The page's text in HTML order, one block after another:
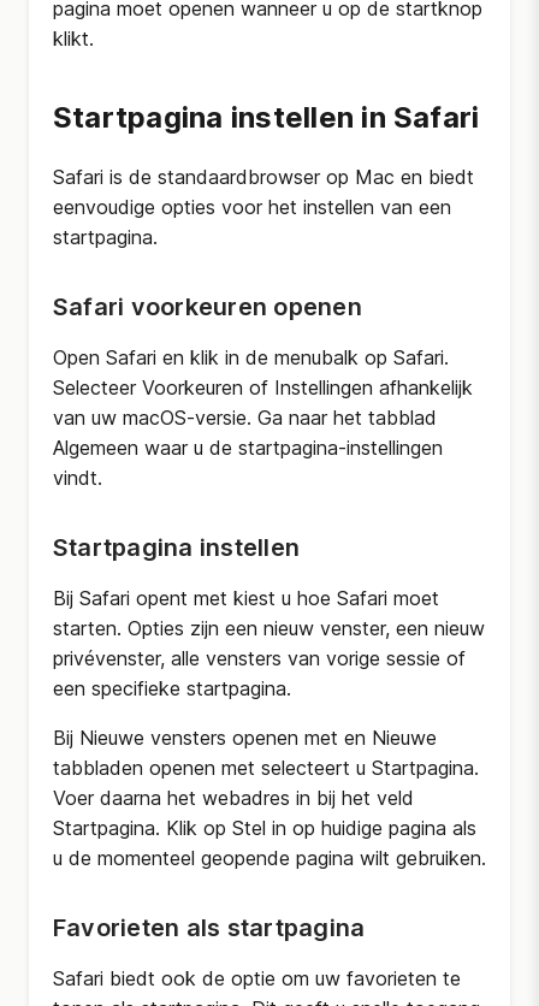
pagina moet openen wanneer u op de startknop
klikt.
Startpagina instellen in Safari
Safari is de standaardbrowser op Mac en biedt
eenvoudige opties voor het instellen van een
startpagina.
Safari voorkeuren openen
Open Safari en klik in de menubalk op Safari.
Selecteer Voorkeuren of Instellingen afhankelijk
van uw macOS-versie. Ga naar het tabblad
Algemeen waar u de startpagina-instellingen
vindt.
Startpagina instellen
Bij Safari opent met kiest u hoe Safari moet
starten. Opties zijn een nieuw venster, een nieuw
privévenster, alle vensters van vorige sessie of
een specifieke startpagina.
Bij Nieuwe vensters openen met en Nieuwe
tabbladen openen met selecteert u Startpagina.
Voer daarna het webadres in bij het veld
Startpagina. Klik op Stel in op huidige pagina als
u de momenteel geopende pagina wilt gebruiken.
Favorieten als startpagina
Safari biedt ook de optie om uw favorieten te